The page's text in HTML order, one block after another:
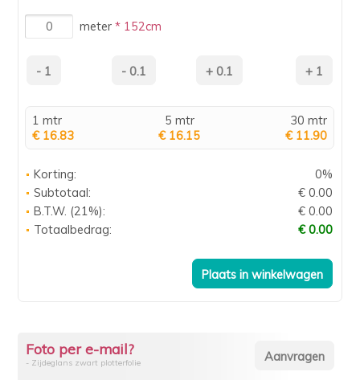
meter* 152cm
1 mtr
€ 16.83
5 mtr
€ 16.15
30 mtr
€ 11.90
Korting:
0%
Subtotaal:
€ 0.00
B.T.W. (21%):
€ 0.00
Totaalbedrag:
€ 0.00
Foto per e-mail?
- Zijdeglans zwart plotterfolie